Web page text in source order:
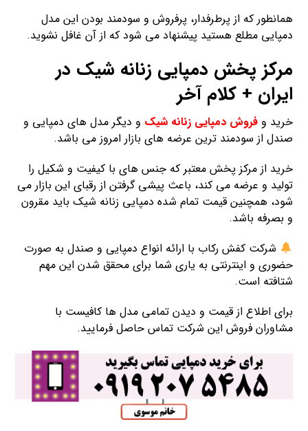
همانطور که از پرطرفدار، پرفروش و سودمند بودن این مدل
دمپایی مطلع هستید پیشنهاد می شود که از آن غافل نشوید.
مرکز پخش دمپایی زنانه شیک در
ایران + کلام آخر
خرید وفروش دمپایی زنانه شیک و دیگر مدل های دمپایی و
صندل از سودمند ترین عرضه های بازار امروز می باشد.
خرید از مرکز پخش معتبر که جنس های با کیفیت و شکیل را
تولید و عرضه می کند، باعث پیشی گرفتن از رقبای این بازار می
شود، همچنین قیمت تمام شده دمپایی زنانه شیک باید مقرون
و بصرفه باشد.
شرکت کفش رکاب با ارائه انواع دمپایی و صندل به صورت
حضوری و اینترنتی به یاری شما برای محقق شدن این مهم
شتافته است.
برای اطلاع از قیمت و دیدن تمامی مدل ها کافیست با
مشاوران فروش این شرکت تماس حاصل فرمایید.